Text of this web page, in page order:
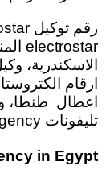
الاسكندرية،
ارقام
تليفونات electrostar agency كفر الدوار.
in Egypt